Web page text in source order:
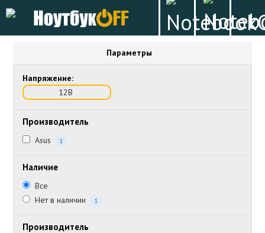
Параметры
Напряжение:
12В
Производитель
Asus 1
Наличие
Все
Нет в наличии
1
Производитель